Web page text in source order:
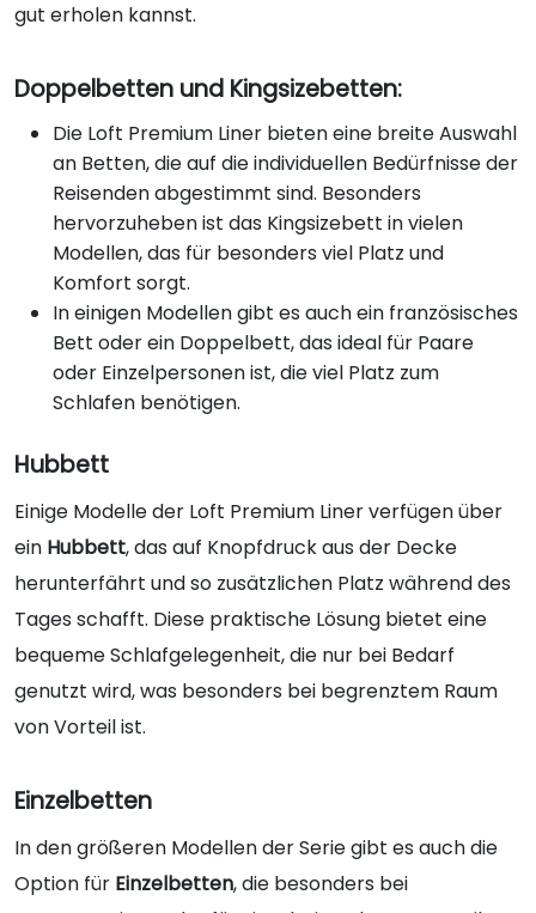
gut erholen kannst.
Doppelbetten und Kingsizebetten:
Die Loft Premium Liner bieten eine breite Auswahl
an Betten, die auf die individuellen Bedürfnisse der
Reisenden abgestimmt sind. Besonders
hervorzuheben ist das Kingsizebett in vielen
Modellen, das für besonders viel Platz und
Komfort sorgt.
In einigen Modellen gibt es auch ein französisches
Bett oder ein Doppelbett, das ideal für Paare
oder Einzelpersonen ist, die viel Platz zum
Schlafen benötigen.
Hubbett
Einige Modelle der Loft Premium Liner verfügen über
ein Hubbett, das auf Knopfdruck aus der Decke
herunterfährt und so zusätzlichen Platz während des
Tages schafft. Diese praktische Lösung bietet eine
bequeme Schlafgelegenheit, die nur bei Bedarf
genutzt wird, was besonders bei begrenztem Raum
von Vorteil ist.
Einzelbetten
In den größeren Modellen der Serie gibt es auch die
Option für Einzelbetten, die besonders bei